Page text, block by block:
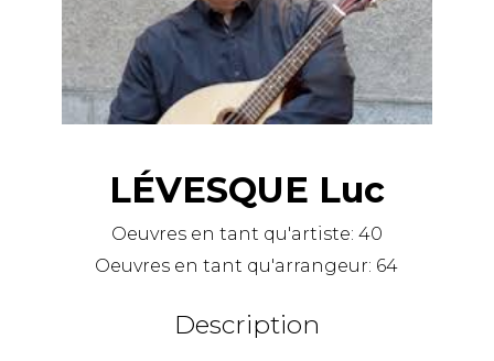
LÉVESQUE Luc
Oeuvres en tant qu'artiste: 40
Oeuvres en tant qu'arrangeur: 64
Description